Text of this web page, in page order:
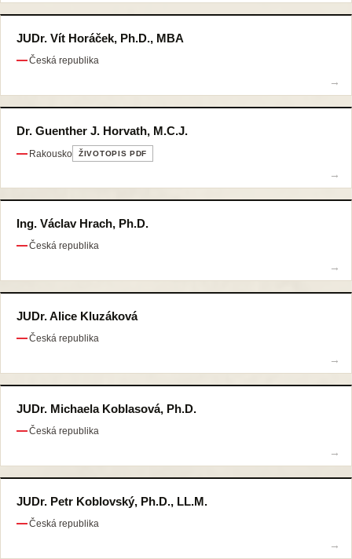
JUDr. Vít Horáček, Ph.D., MBA
Česká republika
Dr. Guenther J. Horvath, M.C.J.
Rakousko ŽIVOTOPIS PDF
Ing. Václav Hrach, Ph.D.
Česká republika
JUDr. Alice Kluzáková
Česká republika
JUDr. Michaela Koblasová, Ph.D.
Česká republika
JUDr. Petr Koblovský, Ph.D., LL.M.
Česká republika